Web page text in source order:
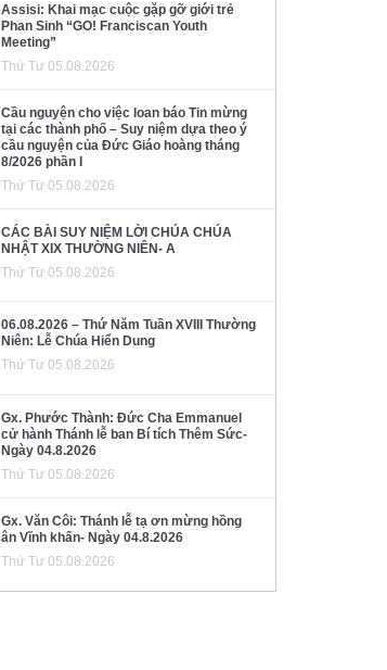
Assisi: Khai mạc cuộc gặp gỡ giới trẻ
Phan Sinh “GO! Franciscan Youth
Meeting”
Thứ Tư 05.08.2026
Cầu nguyện cho việc loan báo Tin mừng
tại các thành phố – Suy niệm dựa theo ý
cầu nguyện của Đức Giáo hoàng tháng
8/2026 phần I
Thứ Tư 05.08.2026
CÁC BÀI SUY NIỆM LỜI CHÚA CHÚA
NHẬT XIX THƯỜNG NIÊN- A
Thứ Tư 05.08.2026
06.08.2026 – Thứ Năm Tuần XVIII Thường
Niên: Lễ Chúa Hiển Dung
Thứ Tư 05.08.2026
Gx. Phước Thành: Đức Cha Emmanuel
cử hành Thánh lễ ban Bí tích Thêm Sức-
Ngày 04.8.2026
Thứ Tư 05.08.2026
Gx. Văn Côi: Thánh lễ tạ ơn mừng hồng
ân Vĩnh khấn- Ngày 04.8.2026
Thứ Tư 05.08.2026